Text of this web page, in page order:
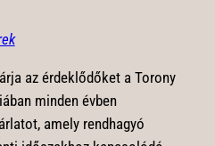
az érdeklődőket a Torony
minden évben
amely rendhagyó